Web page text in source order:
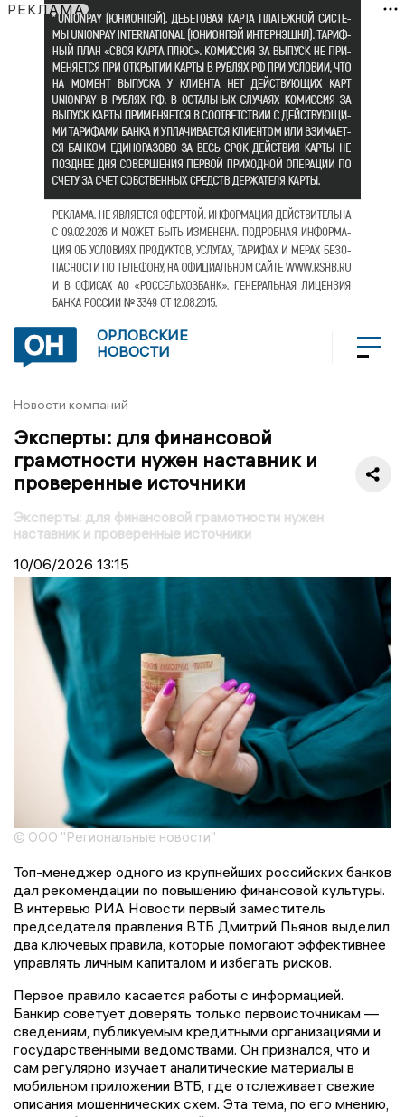
РЕКЛАМА
ОРЛОВСКИЕ
НОВОСТИ
Новости компаний
Эксперты: для финансовой
грамотности нужен наставник и
проверенные источники
Эксперты: для финансовой грамотности нужен
наставник и проверенные источники
10/06/2026 13:15
© ООО "Региональные новости"
Топ-менеджер одного из крупнейших российских банков
дал рекомендации по повышению финансовой культуры.
В интервью РИА Новости первый заместитель
председателя правления ВТБ Дмитрий Пьянов выделил
два ключевых правила, которые помогают эффективнее
управлять личным капиталом и избегать рисков.
Первое правило касается работы с информацией.
Банкир советует доверять только первоисточникам —
сведениям, публикуемым кредитными организациями и
государственными ведомствами. Он признался, что и
сам регулярно изучает аналитические материалы в
мобильном приложении ВТБ, где отслеживает свежие
описания мошеннических схем. Эта тема, по его мнению,